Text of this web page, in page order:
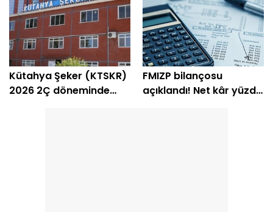
Kütahya Şeker (KTSKR)
2026 2Ç döneminde
FMIZP bilançosu
açıklandı! Net kâr yüzde